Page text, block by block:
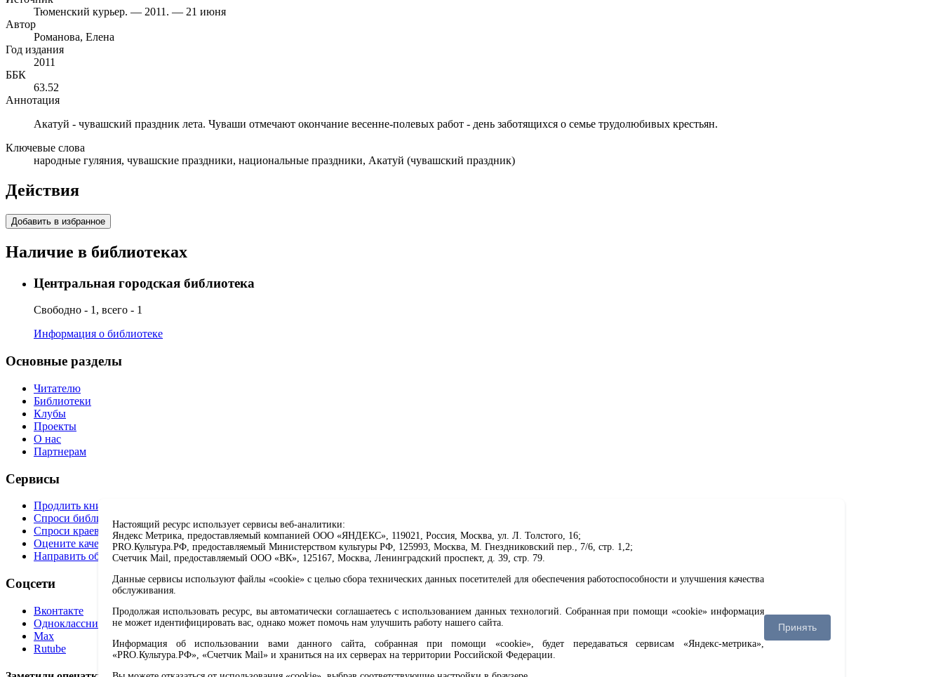
Тюменский курьер. — 2011. — 21 июня
Автор
Романова, Елена
Год издания
2011
ББК
63.52
Аннотация
Акатуй - чувашский праздник лета. Чуваши отмечают окончание весенне-полевых работ - день заботящихся о семье трудолюбивых крестьян.
Ключевые слова
народные гуляния, чувашские праздники, национальные праздники, Акатуй (чувашский праздник)
Действия
Добавить в избранное
Наличие в библиотеках
Центральная городская библиотека
Свободно - 1, всего - 1
Информация о библиотеке
Основные разделы
Читателю
Библиотеки
Клубы
Проекты
О нас
Партнерам
Сервисы
Продлить книгу
Спроси библиотекаря
Спроси краеведа
Оцените качество услуг
Направить обращение директору
Соцсети
Вконтакте
Одноклассники
Max
Rutube
Настоящий ресурс использует сервисы веб-аналитики:
Яндекс Метрика, предоставляемый компанией ООО «ЯНДЕКС», 119021, Россия, Москва, ул. Л. Толстого, 16;
PRO.Культура.РФ, предоставляемый Министерством культуры РФ, 125993, Москва, М. Гнездниковский пер., 7/6, стр. 1,2;
Счетчик Mail, предоставляемый ООО «ВК», 125167, Москва, Ленинградский проспект, д. 39, стр. 79.
Данные сервисы используют файлы «cookie» с целью сбора технических данных посетителей для обеспечения работоспособности и улучшения качества
обслуживания.
Продолжая использовать ресурс, вы автоматически соглашаетесь с использованием данных технологий. Собранная при помощи «cookie» информация
не может идентифицировать вас, однако может помочь нам улучшить работу нашего сайта.
Информация об использовании вами данного сайта, собранная при помощи «cookie», будет передаваться сервисам «Яндекс-метрика»,
«PRO.Культура.РФ», «Счетчик Mail» и храниться на их серверах на территории Российской Федерации.
Принять